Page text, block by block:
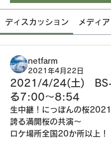
ディスカッション メディア
netfarm
2021年4月22日
2021/4/24(土) BS-
る7:00～8:54
生中継！にっぽんの桜
誇る満開桜の共演～
ロケ場所全国20か所以上！